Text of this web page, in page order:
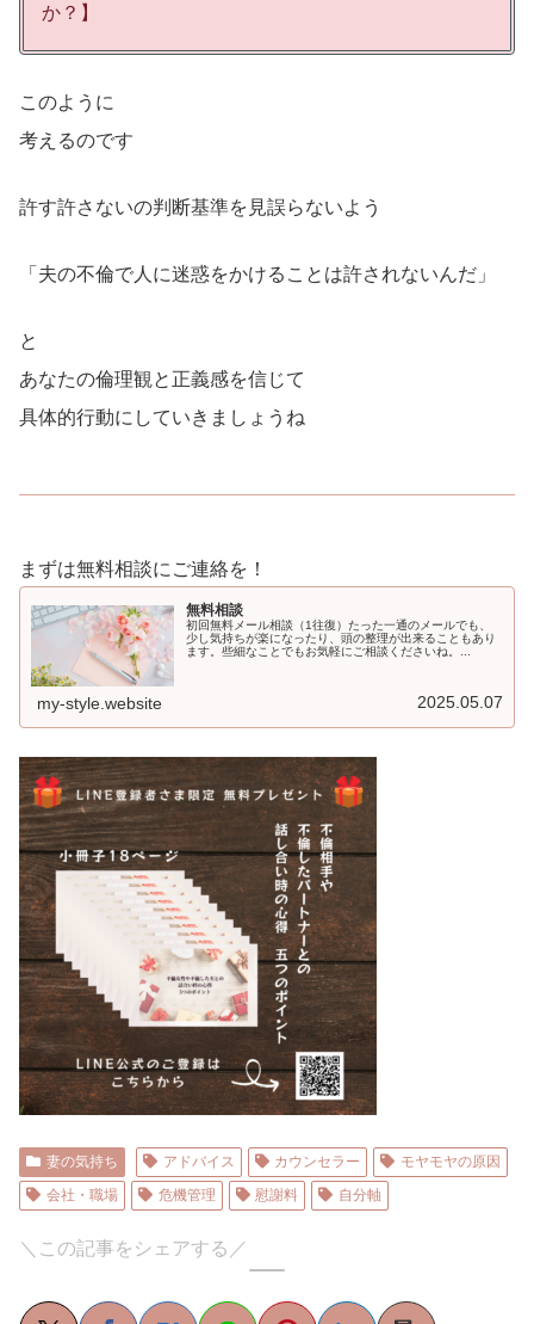
か？】
このように
考えるのです
許す許さないの判断基準を見誤らないよう
「夫の不倫で人に迷惑をかけることは許されないんだ」
と
あなたの倫理観と正義感を信じて
具体的行動にしていきましょうね
まずは無料相談にご連絡を！
無料相談
初回無料メール相談（1往復）たった一通のメールでも、
少し気持ちが楽になったり、頭の整理が出来ることもあり
ます。些細なことでもお気軽にご相談くださいね。...
my-style.website 2025.05.07
妻の気持ち アドバイス カウンセラー
モヤモヤの原因
会社・職場
危機管理 慰謝料 自分軸
＼この記事をシェアする／